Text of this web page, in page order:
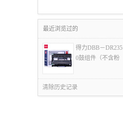
最近浏览过的
得力DBB－DR235
0鼓组件（不含粉
清除历史记录